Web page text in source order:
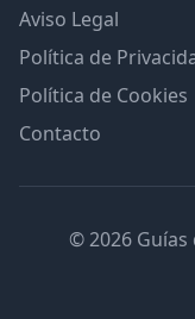
Aviso Legal
Política de
Política de Cookies
Contacto
© 2026 Guías